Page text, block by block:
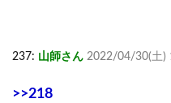
237: 山師さん 2022/04/30(土)
>>218